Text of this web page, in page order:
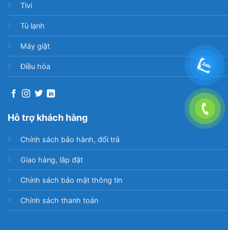
Tivi
Tủ lạnh
Máy giặt
Điều hòa
Hỗ trợ khách hàng
Chính sách bảo hành, đổi trả
Giao hàng, lắp đặt
Chính sách bảo mật thông tin
Chính sách thanh toán